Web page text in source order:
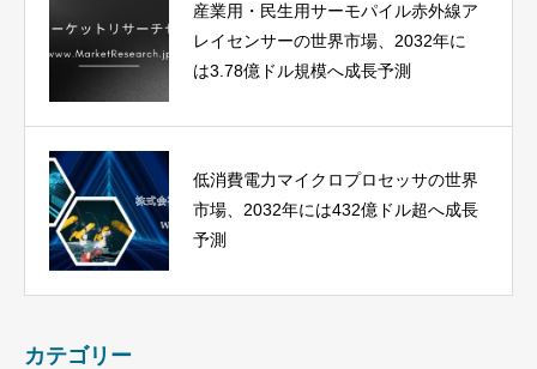
産業用・民生用サーモパイル赤外線ア
レイセンサーの世界市場、2032年に
は3.78億ドル規模へ成長予測
低消費電力マイクロプロセッサの世界
市場、2032年には432億ドル超へ成長
予測
カテゴリー